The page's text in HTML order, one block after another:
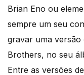
Brian Eno ou
sempre um seu
gravar uma versão
Brothers, no seu
Entre as versões